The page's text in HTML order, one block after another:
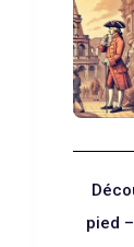
pied